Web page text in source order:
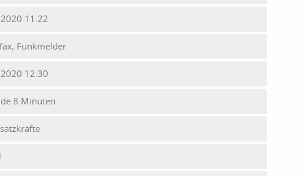
11:22
Funkmelder
12:30
8 Minuten